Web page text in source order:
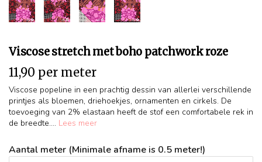
Viscose stretch met boho patchwork roze
11,90 per meter
Viscose popeline in een prachtig dessin van allerlei verschillende
printjes als bloemen, driehoekjes, ornamenten en cirkels. De
toevoeging van 2% elastaan heeft de stof een comfortabele rek in
de breedte.... Lees meer
Aantal meter (Minimale afname is 0.5 meter!)